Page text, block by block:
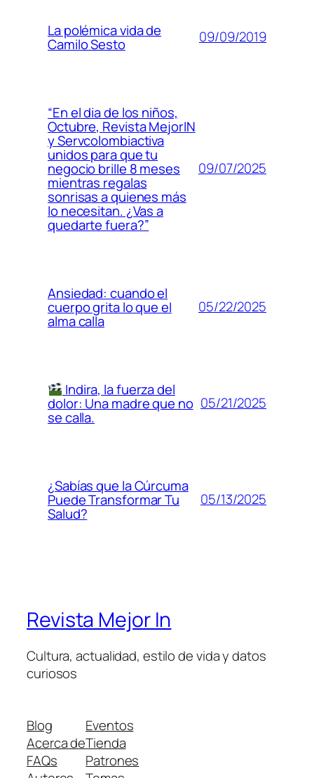
La polémica vida de
Camilo Sesto 09/09/2019
“En el dia de los niños,
Octubre, Revista MejorIN
y Servcolombiactiva
unidos para que tu
negocio brille 8 meses
mientras regalas
sonrisas a quienes más
lo necesitan. ¿Vas a
quedarte fuera?”
09/07/2025
Ansiedad: cuando el
cuerpo grita lo que el
alma calla
05/22/2025
Indira, la fuerza del
dolor: Una madre que no
se calla.
05/21/2025
¿Sabías que la Cúrcuma
Puede Transformar Tu
Salud?
05/13/2025
Revista Mejor In
Cultura, actualidad, estilo de vida y datos
curiosos
Blog
Acerca de
FAQs
Eventos
Tienda
Patrones